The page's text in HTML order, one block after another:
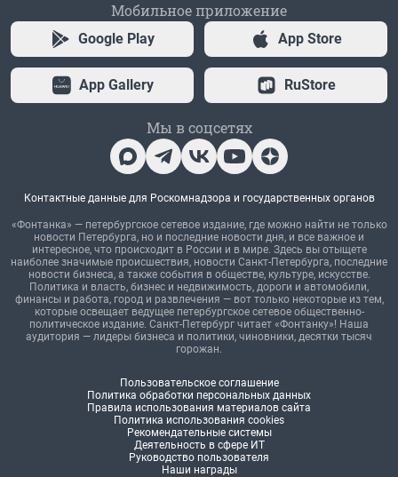
Мобильное приложение
Google Play App Store
App Gallery RuStore
Мы в соцсетях
Контактные данные для Роскомнадзора и государственных органов
«Фонтанка» — петербургское сетевое издание, где можно найти не только
новости Петербурга, но и последние новости дня, и все важное и
интересное, что происходит в России и в мире. Здесь вы отыщете
наиболее значимые происшествия, новости Санкт-Петербурга, последние
новости бизнеса, а также события в обществе, культуре, искусстве.
Политика и власть, бизнес и недвижимость, дороги и автомобили,
финансы и работа, город и развлечения — вот только некоторые из тем,
которые освещает ведущее петербургское сетевое общественно-
политическое издание. Санкт-Петербург читает «Фонтанку»! Наша
аудитория — лидеры бизнеса и политики, чиновники, десятки тысяч
горожан.
Пользовательское соглашение
Политика обработки персональных данных
Правила использования материалов сайта
Политика использования cookies
Рекомендательные системы
Деятельность в сфере ИТ
Руководство пользователя
Наши награды